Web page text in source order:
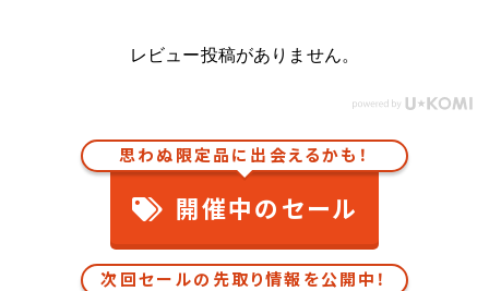
レビュー投稿がありません。
思わぬ限定品に出会えるかも！
開催中のセール
次回セールの先取り情報を公開中！